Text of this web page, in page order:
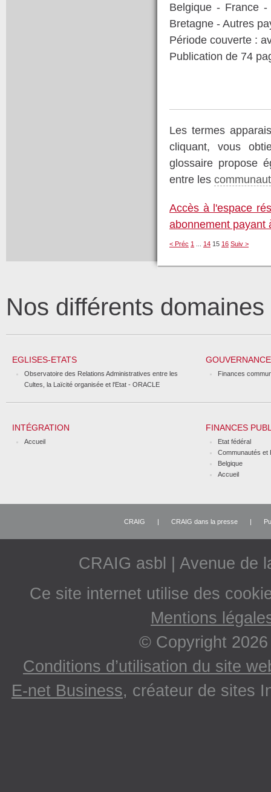
Belgique - France
Bretagne - Autres
Période couverte :
Publication de 74
Les termes
cliquant, vous
glossaire propose
entre les
Accès à l'espace
abonnement payant
< Préc 1 14 15 16 Suiv >
Nos différents
EGLISES-ETATS
Observatoire des Relations Administratives entre les
Cultes, la Laïcité organisée et l'Etat - ORACLE
Finances
INTÉGRATION
Accueil
FINANCES
Etat fédéral
Communautés et
Belgique
Accueil
CRAIG | CRAIG dans la presse |
CRAIG asbl | Avenue de
Ce site internet utilise des
Mentions
© Copyright
Conditions d’utilisation du site
E-net Business, créateur de sites